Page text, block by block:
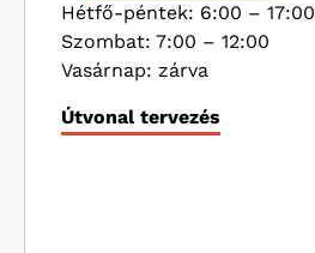
Hétfő-péntek: 6:00 – 17:00
Szombat: 7:00 – 12:00
Vasárnap: zárva
Útvonal tervezés